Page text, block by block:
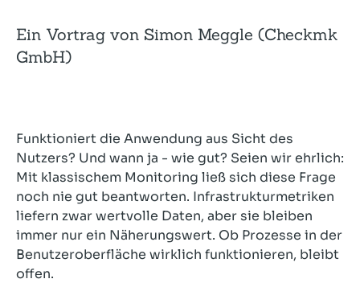
Ein Vortrag von Simon Meggle (Checkmk
GmbH)
Funktioniert die Anwendung aus Sicht des
Nutzers? Und wann ja - wie gut? Seien wir ehrlich:
Mit klassischem Monitoring ließ sich diese Frage
noch nie gut beantworten. Infrastrukturmetriken
liefern zwar wertvolle Daten, aber sie bleiben
immer nur ein Näherungswert. Ob Prozesse in der
Benutzeroberfläche wirklich funktionieren, bleibt
offen.